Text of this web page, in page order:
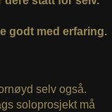
godt med erfaring.
selv også.
soloprosjekt må